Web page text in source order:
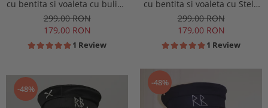
cu bentita si voaleta cu buline
Rosii
299,00 RON
179,00 RON
1 Review
cu bentita si voaleta cu Stele
Rosii
299,00 RON
179,00 RON
1 Review
-48%
-48%